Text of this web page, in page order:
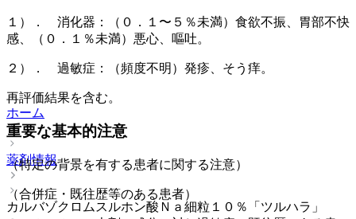
１）． 消化器：（０．１〜５％未満）食欲不振、胃部不快
感、（０．１％未満）悪心、嘔吐。
２）． 過敏症：（頻度不明）発疹、そう痒。
再評価結果を含む。
重要な基本的注意
（特定の背景を有する患者に関する注意）
（合併症・既往歴等のある患者）
ホーム
薬剤情報
カルバゾクロムスルホン酸Ｎａ細粒１０％「ツルハラ」